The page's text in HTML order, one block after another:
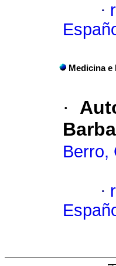
·
Medicina e
·
Berro,
·